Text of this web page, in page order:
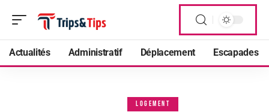
Actualités Administratif Déplacement Escapades
LOGEMENT